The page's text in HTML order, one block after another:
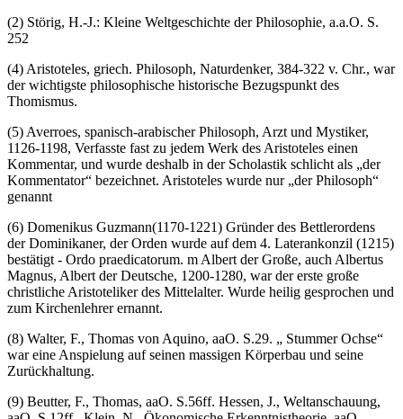
(2) Störig, H.-J.: Kleine Weltgeschichte der Philosophie, a.a.O. S.
252
(4) Aristoteles, griech. Philosoph, Naturdenker, 384-322 v. Chr., war
der wichtigste philosophische historische Bezugspunkt des
Thomismus.
(5) Averroes, spanisch-arabischer Philosoph, Arzt und Mystiker,
1126-1198, Verfasste fast zu jedem Werk des Aristoteles einen
Kommentar, und wurde deshalb in der Scholastik schlicht als „der
Kommentator“ bezeichnet. Aristoteles wurde nur „der Philosoph“
genannt
(6) Domenikus Guzmann(1170-1221) Gründer des Bettlerordens
der Dominikaner, der Orden wurde auf dem 4. Laterankonzil (1215)
bestätigt - Ordo praedicatorum. m Albert der Große, auch Albertus
Magnus, Albert der Deutsche, 1200-1280, war der erste große
christliche Aristoteliker des Mittelalter. Wurde heilig gesprochen und
zum Kirchenlehrer ernannt.
(8) Walter, F., Thomas von Aquino, aaO. S.29. „ Stummer Ochse“
war eine Anspielung auf seinen massigen Körperbau und seine
Zurückhaltung.
(9) Beutter, F., Thomas, aaO. S.56ff. Hessen, J., Weltanschauung,